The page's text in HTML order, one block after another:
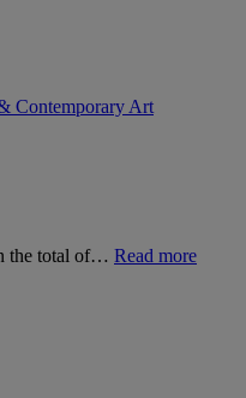
Contemporary Art
the total of… Read more